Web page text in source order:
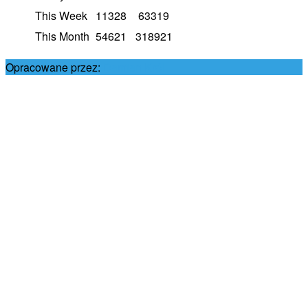
This Week 11328
63319
This Month 54621
318921
Opracowane przez: